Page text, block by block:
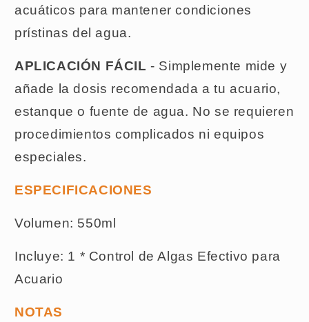
acuáticos para mantener condiciones
prístinas del agua.
APLICACIÓN FÁCIL - Simplemente mide y
añade la dosis recomendada a tu acuario,
estanque o fuente de agua. No se requieren
procedimientos complicados ni equipos
especiales.
ESPECIFICACIONES
Volumen: 550ml
Incluye: 1 * Control de Algas Efectivo para
Acuario
NOTAS